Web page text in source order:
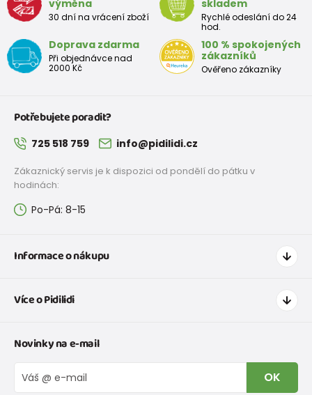
výměna
30 dní na vrácení zboží
skladem
Rychlé odeslání do 24
hod.
Doprava zdarma
Při objednávce nad
2000 Kč
100 % spokojených
zákazníků
Ověřeno zákazníky
Potřebujete poradit?
725 518 759 info@pidilidi.cz
Zákaznický servis je k dispozici od pondělí do pátku v
hodinách:
Po-Pá: 8-15
Informace o nákupu
Doprava a platba
Tabulka velikostí obuvi
Vrácení zboží a reklamace
Reklamační řád
Více o Pidilidi
O nás
Blog
Velkoobchod PiDiLiDi
Novinky na e-mail
OK